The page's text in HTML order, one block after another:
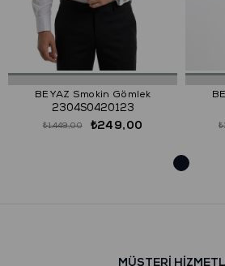
BEYAZ Smokin Gömlek
2304S0420123
₺249,00
₺1.449,00
MÜŞTERİ